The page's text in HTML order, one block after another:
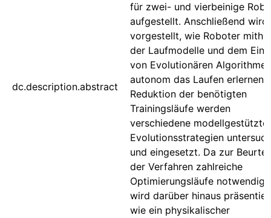
dc.description.abstract
für zwei- und vierbeinige
aufgestellt. Anschließend wird
vorgestellt, wie Roboter
der Laufmodelle und dem
von Evolutionären Algorithmen
autonom das Laufen erlernen.
Reduktion der benötigten
Trainingsläufe werden
verschiedene modellgestützte
Evolutionsstrategien
und eingesetzt. Da zur
der Verfahren zahlreiche
Optimierungsläufe notwendig
wird darüber hinaus
wie ein physikalischer